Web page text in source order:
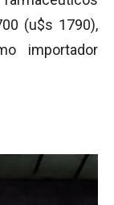
(u$s 1790),
importador